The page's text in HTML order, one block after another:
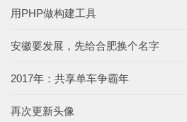
用PHP做构建工具
安徽要发展，先给合肥换个名字
2017年：共享单车争霸年
再次更新头像